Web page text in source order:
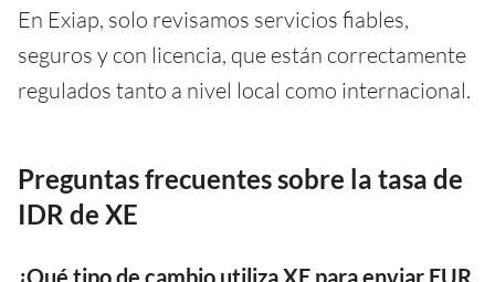
En Exiap, solo revisamos servicios fiables,
seguros y con licencia, que están correctamente
regulados tanto a nivel local como internacional.
Preguntas frecuentes sobre la tasa de
IDR de XE